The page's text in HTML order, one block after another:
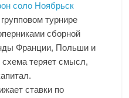
соло Ноябрьск
турнире
сборной
Франции, Польши и
схема теряет смысл,
ставки по